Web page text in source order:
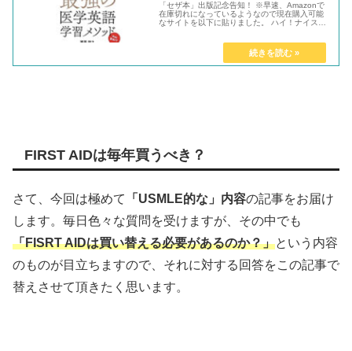
「セザ本」出版記念告知！ ※早速、Amazonで
在庫切れになっているようなので現在購入可能
なサイトを以下に貼りました。 ハイ！ナイスト
FIRST AIDは毎年買うべき？
さて、今回は極めて 「USMLE的な」内容の記事をお届け
します。毎日色々な質問を受けますが、その中でも
「FISRT AIDは買い替える必要があるのか？」という内容
のものが目立ちますので、それに対する回答をこの記事で
替えさせて頂きたく思います。